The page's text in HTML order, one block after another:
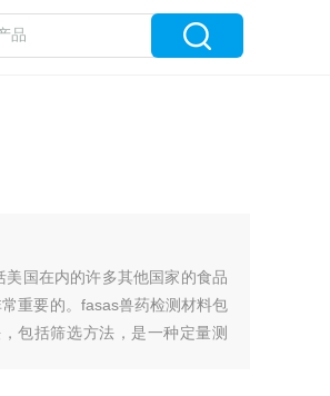
国在内的许多其他国家的食品
重要的。fasas兽药检测材料包
包括筛选方法，是一种定量测